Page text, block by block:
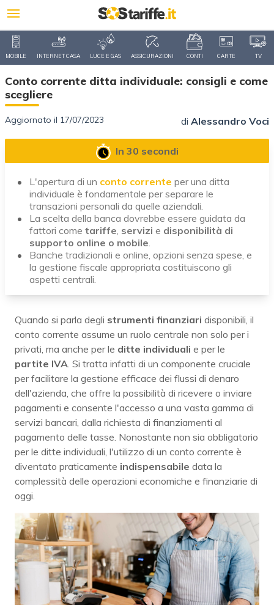
MOBILE INTERNET CASA LUCE E GAS ASSICURAZIONI CONTI CARTE TV
Conto corrente ditta individuale: consigli e come
scegliere
Aggiornato il 17/07/2023 di Alessandro Voci
In 30 secondi
L'apertura di un conto corrente per una ditta
individuale è fondamentale per separare le
transazioni personali da quelle aziendali.
La scelta della banca dovrebbe essere guidata da
fattori come tariffe, servizi e disponibilità di
supporto online o mobile.
Banche tradizionali e online, opzioni senza spese, e
la gestione fiscale appropriata costituiscono gli
aspetti centrali.
Quando si parla degli strumenti finanziari disponibili, il
conto corrente assume un ruolo centrale non solo per i
privati, ma anche per le ditte individuali e per le
partite IVA. Si tratta infatti di un componente cruciale
per facilitare la gestione efficace dei flussi di denaro
dell'azienda, che offre la possibilità di ricevere o inviare
pagamenti e consente l'accesso a una vasta gamma di
servizi bancari, dalla richiesta di finanziamenti al
pagamento delle tasse. Nonostante non sia obbligatorio
per le ditte individuali, l'utilizzo di un conto corrente è
diventato praticamente indispensabile data la
complessità delle operazioni economiche e finanziarie di
oggi.